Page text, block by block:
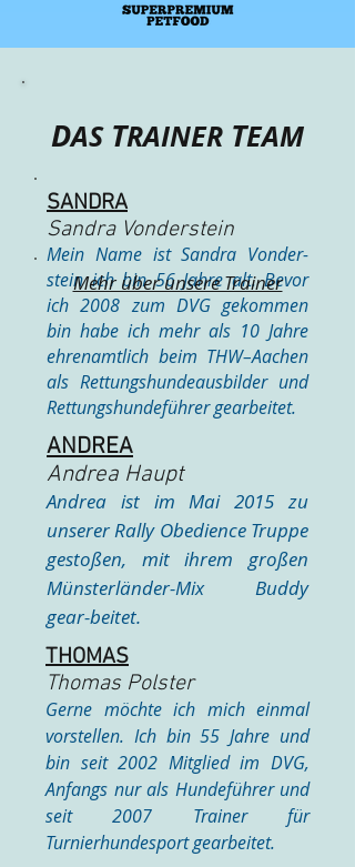
DAS TRAINER TEAM
SANDRA
​Sandra Vonderstein
Mein Name ist Sandra Vonder-
stein ich bin 56 Jahre alt. Bevor
ich 2008 zum DVG gekommen
bin habe ich mehr als 10 Jahre
ehrenamtlich beim THW–Aachen
als Rettungshundeausbilder und
Rettungshundeführer gearbeitet.
ANDREA
​Andrea Haupt
Andrea ist im Mai 2015 zu
unserer Rally Obedience Truppe
gestoßen, mit ihrem großen
Münsterländer-Mix Buddy
gear-beitet.
THOMAS
​Thomas Polster
Gerne möchte ich mich einmal
vorstellen. Ich bin 55 Jahre und
bin seit 2002 Mitglied im DVG,
Anfangs nur als Hundeführer und
seit 2007 Trainer für
Turnierhundesport gearbeitet.
Mehr über unsere Trainer